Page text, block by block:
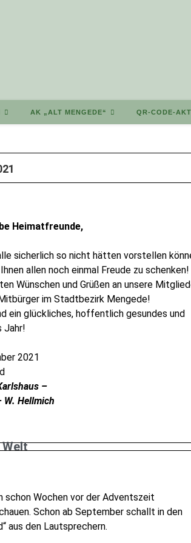
AK „ALT MENGEDE“ QR-CODE-
Heimatfreunde,
sicherlich so nicht hätten vorstellen
allen noch einmal Freude zu schenken!
Wünschen und Grüßen an unsere
im Stadtbezirk Mengede!
ein glückliches, hoffentlich gesundes und
Jahr!
2021
–
W. Hellmich
schon Wochen vor der Adventszeit
Schon ab September schallt in den
aus den Lautsprechern.